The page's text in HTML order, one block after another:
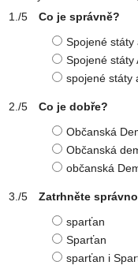
Co je správně?
Spojené státy
Spojené státy
spojené státy
Co je dobře?
Občanská
Občanská
občanská
Zatrhněte
sparťan
Sparťan
sparťan i